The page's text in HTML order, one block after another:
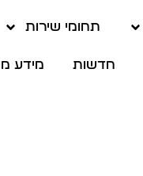
תחומי שירות
חדשות מידע